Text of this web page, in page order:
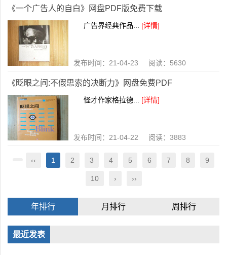
《一个广告人的自白》网盘PDF版免费下载
广告界经典作品... [详情]
发布时间：21-04-23 阅读：5630
《眨眼之间:不假思索的决断力》网盘免费PDF
怪才作家格拉德... [详情]
发布时间：21-04-22 阅读：3883
‹‹ 1 2 3 4 5 6 7 8 9
10 › ››
年排行 月排行 周排行
最近发表